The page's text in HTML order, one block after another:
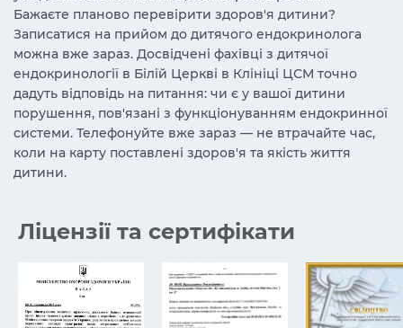
Бажаєте планово перевірити здоров'я дитини?
Записатися на прийом до дитячого ендокринолога
можна вже зараз. Досвідчені фахівці з дитячої
ендокринології в Білій Церкві в Клініці ЦСМ точно
дадуть відповідь на питання: чи є у вашої дитини
порушення, пов'язані з функціонуванням ендокринної
системи. Телефонуйте вже зараз — не втрачайте час,
коли на карту поставлені здоров'я та якість життя
дитини.
Ліцензії та сертифікати